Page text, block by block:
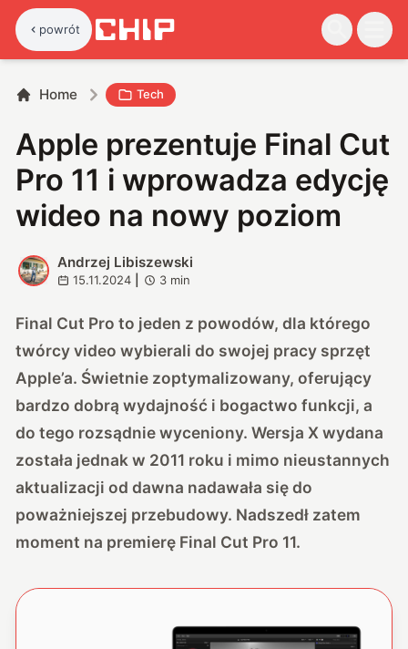
powrót
Home Tech
Apple prezentuje Final Cut
Pro 11 i wprowadza edycję
wideo na nowy poziom
A
Andrzej Libiszewski
15.11.2024 3 min
Final Cut Pro to jeden z powodów, dla którego
twórcy video wybierali do swojej pracy sprzęt
Apple’a. Świetnie zoptymalizowany, oferujący
bardzo dobrą wydajność i bogactwo funkcji, a
do tego rozsądnie wyceniony. Wersja X wydana
została jednak w 2011 roku i mimo nieustannych
aktualizacji od dawna nadawała się do
poważniejszej przebudowy. Nadszedł zatem
moment na premierę Final Cut Pro 11.